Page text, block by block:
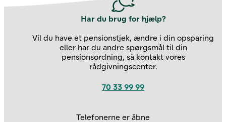
Har du brug for hjælp?
Vil du have et pensionstjek, ændre i din opsparing
eller har du andre spørgsmål til din
pensionsordning, så kontakt vores
rådgivningscenter.
70 33 99 99
Telefonerne er åbne